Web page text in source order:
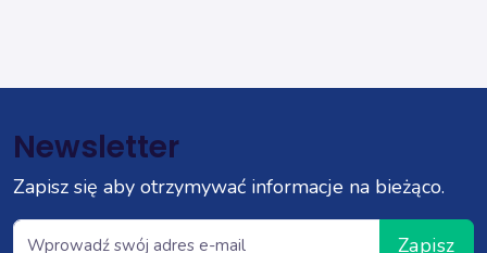
Newsletter
Zapisz się aby otrzymywać informacje na bieżąco.
Zapisz